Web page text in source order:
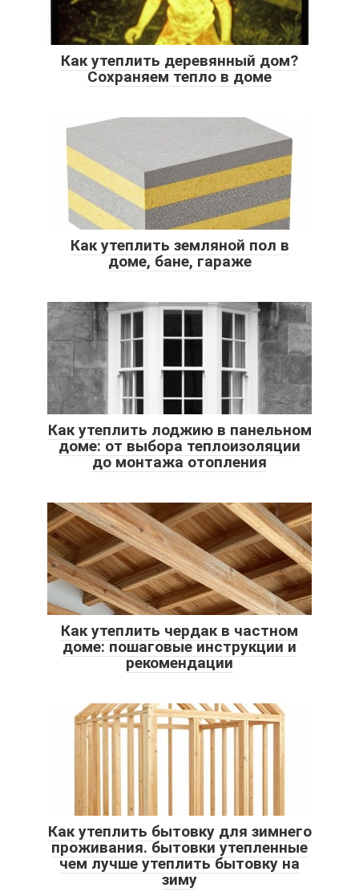
Как утеплить деревянный дом?
Сохраняем тепло в доме
Как утеплить земляной пол в
доме, бане, гараже
Как утеплить лоджию в панельном
доме: от выбора теплоизоляции
до монтажа отопления
Как утеплить чердак в частном
доме: пошаговые инструкции и
рекомендации
Как утеплить бытовку для зимнего
проживания. бытовки утепленные
чем лучше утеплить бытовку на
зиму